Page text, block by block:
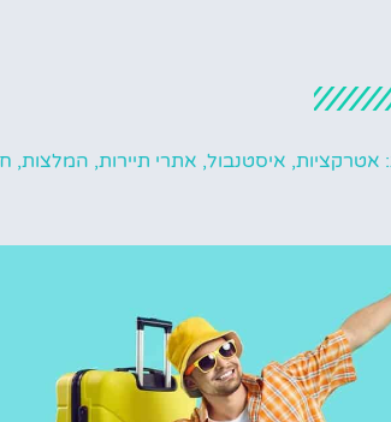
אטרקציות, איסטנבול, אתרי תיירות, המלצות,